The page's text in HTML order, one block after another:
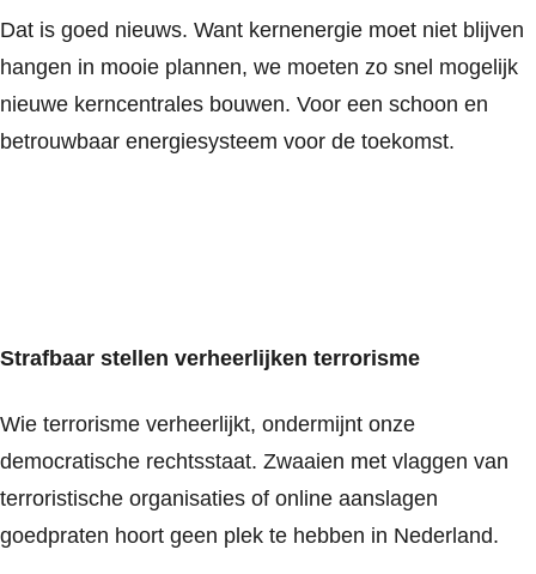
Dat is goed nieuws. Want kernenergie moet niet blijven
hangen in mooie plannen, we moeten zo snel mogelijk
nieuwe kerncentrales bouwen. Voor een schoon en
betrouwbaar energiesysteem voor de toekomst.
Strafbaar stellen verheerlijken terrorisme
Wie terrorisme verheerlijkt, ondermijnt onze
democratische rechtsstaat. Zwaaien met vlaggen van
terroristische organisaties of online aanslagen
goedpraten hoort geen plek te hebben in Nederland.